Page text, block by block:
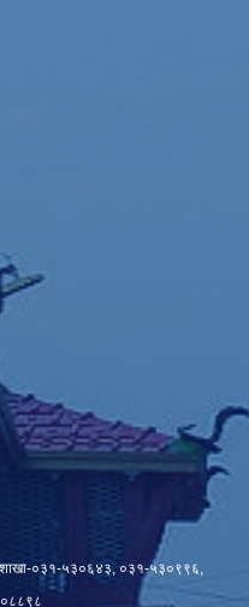
शाखा-०३१-५३०६४३, ०३१-५३०९९६,